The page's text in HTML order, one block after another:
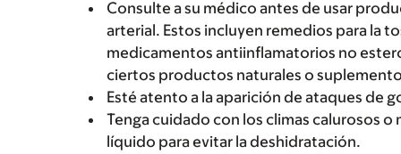
Consulte a su médico antes de usar
arterial. Estos incluyen remedios para la
medicamentos antiinflamatorios no
ciertos productos naturales o
Esté atento a la aparición de ataques de
Tenga cuidado con los climas calurosos
líquido para evitar la deshidratación.